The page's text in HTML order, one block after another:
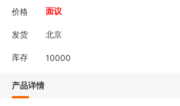
价格 面议
发货 北京
库存 10000
产品详情